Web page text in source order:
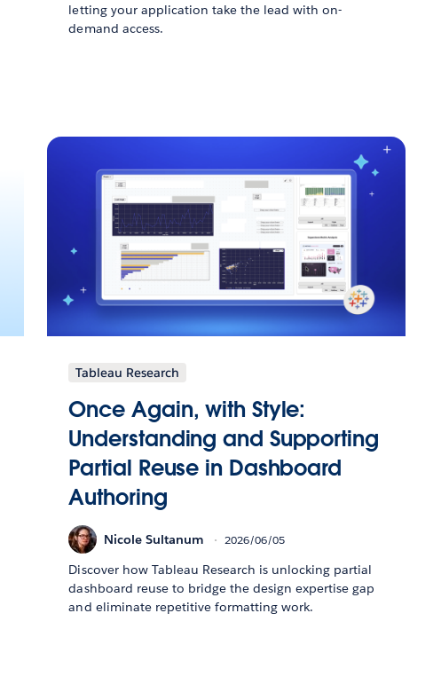
letting your application take the lead with on-
demand access.
Tableau Research
Once Again, with Style:
Understanding and Supporting
Partial Reuse in Dashboard
Authoring
Nicole Sultanum 2026/06/05
Discover how Tableau Research is unlocking partial
dashboard reuse to bridge the design expertise gap
and eliminate repetitive formatting work.